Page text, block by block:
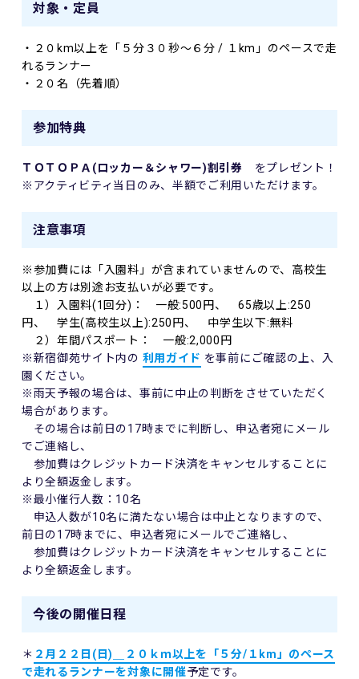
対象・定員
・２０km以上を「５分３０秒～６分 / １km」のペースで走
れるランナー
・２０名（先着順）
参加特典
ＴＯＴＯＰＡ(ロッカー＆シャワー)割引券 をプレゼント！
※アクティビティ当日のみ、半額でご利用いただけます。
注意事項
※参加費には「入園料」が含まれていませんので、高校生
以上の方は別途お支払いが必要です。
１）入園料(1回分)： 一般:500円、 65歳以上:250
円、 学生(高校生以上):250円、 中学生以下:無料
２）年間パスポート： 一般:2,000円
※新宿御苑サイト内の 利用ガイド を事前にご確認の上、入
園ください。
※雨天予報の場合は、事前に中止の判断をさせていただく
場合があります。
その場合は前日の17時までに判断し、申込者宛にメール
でご連絡し、
参加費はクレジットカード決済をキャンセルすることに
より全額返金します。
※最小催行人数：10名
申込人数が10名に満たない場合は中止となりますので、
前日の17時までに、申込者宛にメールでご連絡し、
参加費はクレジットカード決済をキャンセルすることに
より全額返金します。
今後の開催日程
＊ ２月２２日(日)＿２０ｋｍ以上を「５分/１km」のペース
で走れるランナーを対象に開催予定です。